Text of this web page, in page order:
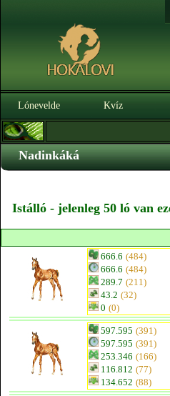
Lónevelde Kvíz
Nadinkáká
Istálló - jelenleg 50 ló van
666.6 (484)
666.6 (484)
289.7 (211)
43.2 (32)
0 (0)
597.595 (391)
597.595 (391)
253.346 (166)
116.812 (77)
134.652 (88)